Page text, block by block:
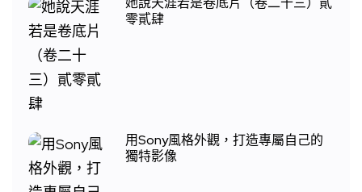
零貳肆
用Sony風格外觀，打造專屬自己的
獨特影像